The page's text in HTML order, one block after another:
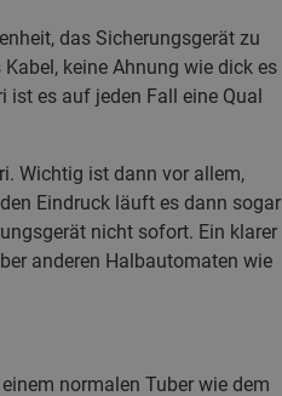
das Sicherungsgerät zu
keine Ahnung wie dick es
es auf jeden Fall eine Qual
Wichtig ist dann vor allem,
Eindruck läuft es dann sogar
nicht sofort. Ein klarer
anderen Halbautomaten wie
normalen Tuber wie dem